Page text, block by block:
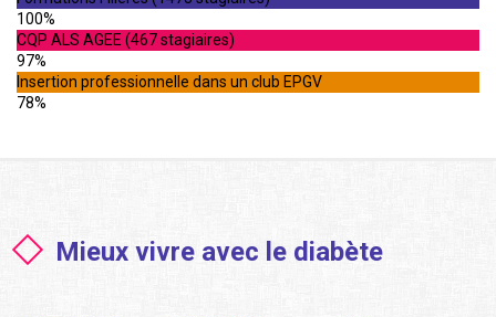
100%
CQP ALS AGEE (467 stagiaires)
97%
Insertion professionnelle dans un club EPGV
78%
Mieux vivre avec le diabète